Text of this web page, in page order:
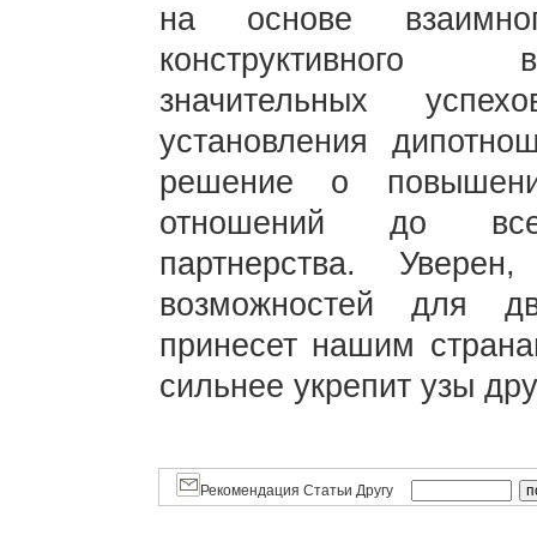
на основе
конструктивного
значительных
установления
решение о
отношений до
партнерства.
возможностей для
принесет нашим
сильнее укрепит узы
Рекомендация Статьи Другу